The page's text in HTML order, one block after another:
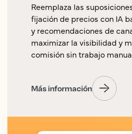
Reemplaza las
fijación de precios con IA
y recomendaciones de
maximizar la visibilidad y
comisión sin trabajo
Más información